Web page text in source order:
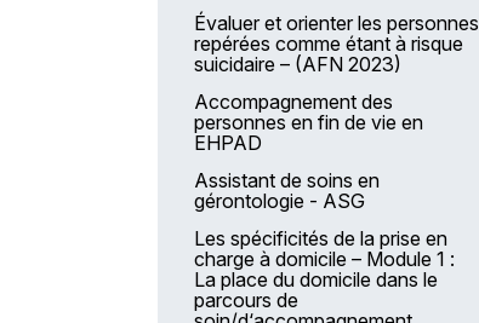
Évaluer et orienter les personnes
repérées comme étant à risque
suicidaire – (AFN 2023)
Accompagnement des
personnes en fin de vie en
EHPAD
Assistant de soins en
gérontologie - ASG
Les spécificités de la prise en
charge à domicile – Module 1 :
La place du domicile dans le
parcours de